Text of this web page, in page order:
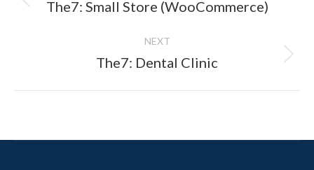
Previous
project:
The7: Small Store (WooCommerce)
NEXT
Next
The7: Dental Clinic